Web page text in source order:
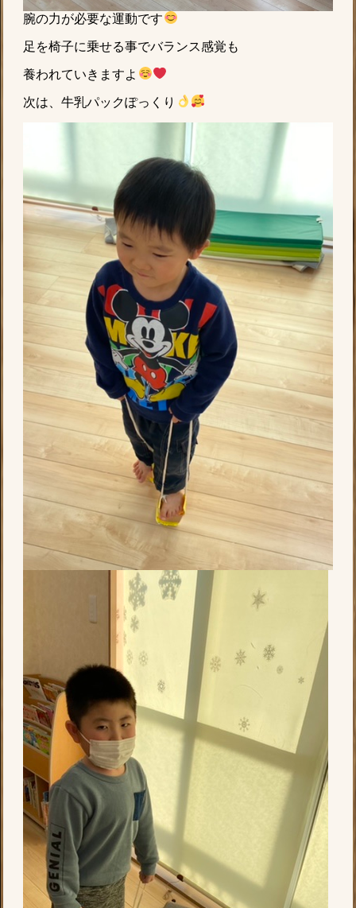
腕の力が必要な運動です
足を椅子に乗せる事でバランス感覚も
養われていきますよ
次は、牛乳パックぽっくり